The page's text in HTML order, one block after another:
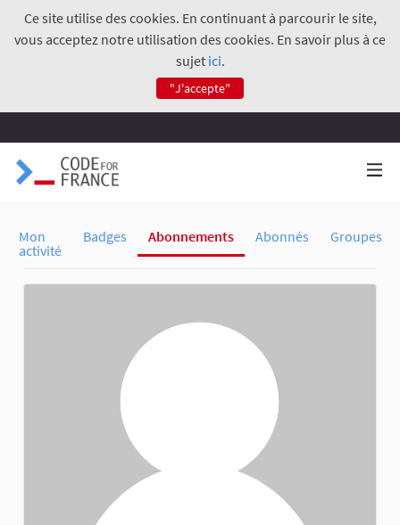
Ce site utilise des cookies. En continuant à parcourir le site,
vous acceptez notre utilisation des cookies. En savoir plus à ce
sujet ici.
"J'accepte"
Mon
activité
Badges Abonnements Abonnés Groupes